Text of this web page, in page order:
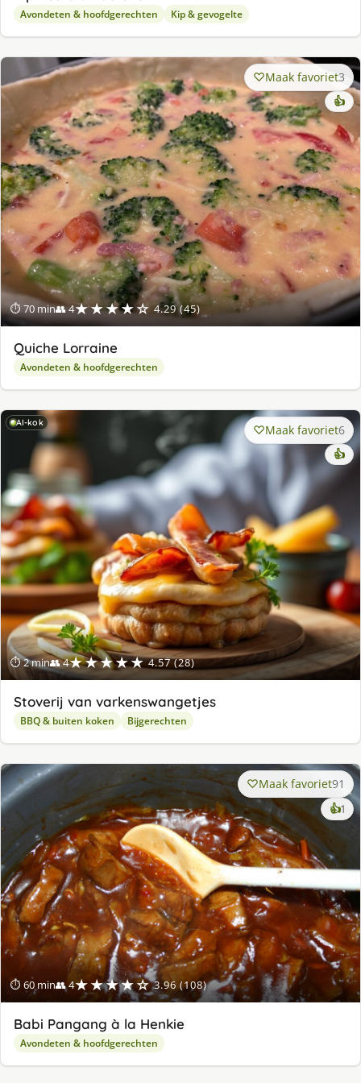
Avondeten & hoofdgerechten Kip & gevogelte
⏱ 70 min👥 4★★★★☆ 4.29 (45)
Maak favoriet3
👍
Quiche Lorraine
Avondeten & hoofdgerechten
AI-kok
⏱ 2 min👥 4★★★★★ 4.57 (28)
Maak favoriet6
👍
Stoverij van varkenswangetjes
BBQ & buiten koken Bijgerechten
⏱ 60 min👥 4★★★★☆ 3.96 (108)
Maak favoriet91
👍1
Babi Pangang à la Henkie
Avondeten & hoofdgerechten